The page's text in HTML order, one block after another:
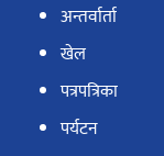
अन्तर्वार्ता
खेल
पत्रपत्रिका
पर्यटन